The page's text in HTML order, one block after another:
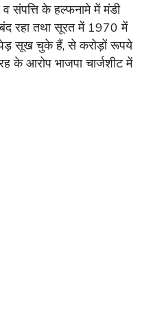
संपत्ति के हल्फनामे में मंडी
रहा तथा सूरत में 1970 में
सूख चुके हैं, से करोड़ों रूपये
के आरोप भाजपा चार्जशीट में